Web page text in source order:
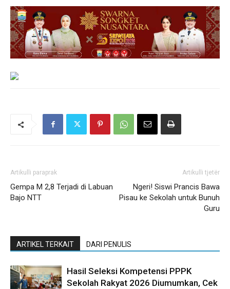
Artikulli paraprak
Gempa M 2,8 Terjadi di Labuan
Bajo NTT
Artikulli tjetër
Ngeri! Siswi Prancis Bawa
Pisau ke Sekolah untuk Bunuh
Guru
ARTIKEL TERKAIT DARI PENULIS
Hasil Seleksi Kompetensi PPPK
Sekolah Rakyat 2026 Diumumkan, Cek